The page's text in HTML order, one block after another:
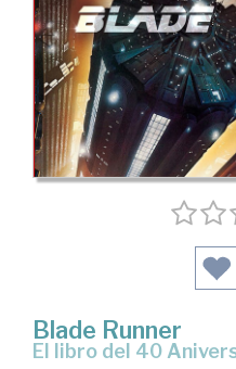
Blade Runner
el libro del 40